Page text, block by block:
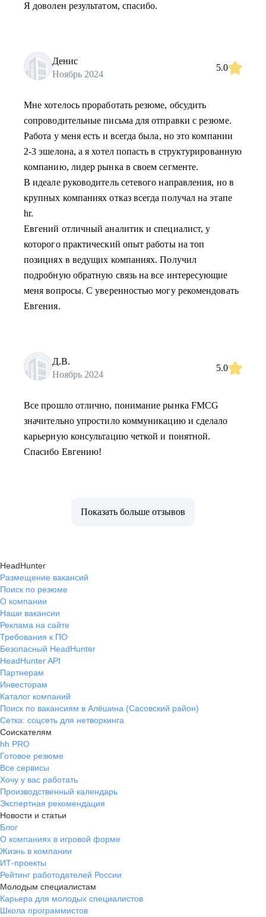
Я доволен результатом, спасибо.
Денис
Ноябрь 2024
5.0
Мне хотелось проработать резюме, обсудить
сопроводительные письма для отправки с резюме.
Работа у меня есть и всегда была, но это компании
2-3 эшелона, а я хотел попасть в структурированную
компанию, лидер рынка в своем сегменте.
В идеале руководитель сетевого направления, но в
крупных компаниях отказ всегда получал на этапе
hr.
Евгений отличный аналитик и специалист, у
которого практический опыт работы на топ
позициях в ведущих компаниях. Получил
подробную обратную связь на все интересующие
меня вопросы. С уверенностью могу рекомендовать
Евгения.
Д.В.
Ноябрь 2024
5.0
Все прошло отлично, понимание рынка FMCG
значительно упростило коммуникацию и сделало
карьерную консультацию четкой и понятной.
Спасибо Евгению!
Показать больше отзывов
HeadHunter
Размещение вакансий
Поиск по резюме
О компании
Наши вакансии
Реклама на сайте
Требования к ПО
Безопасный HeadHunter
HeadHunter API
Партнерам
Инвесторам
Каталог компаний
Поиск по вакансиям в Алёшина (Сасовский район)
Сетка: соцсеть для нетворкинга
Соискателям
hh PRO
Готовое резюме
Все сервисы
Хочу у вас работать
Производственный календарь
Экспертная рекомендация
Новости и статьи
Блог
О компаниях в игровой форме
Жизнь в компании
ИТ-проекты
Рейтинг работодателей России
Молодым специалистам
Карьера для молодых специалистов
Школа программистов